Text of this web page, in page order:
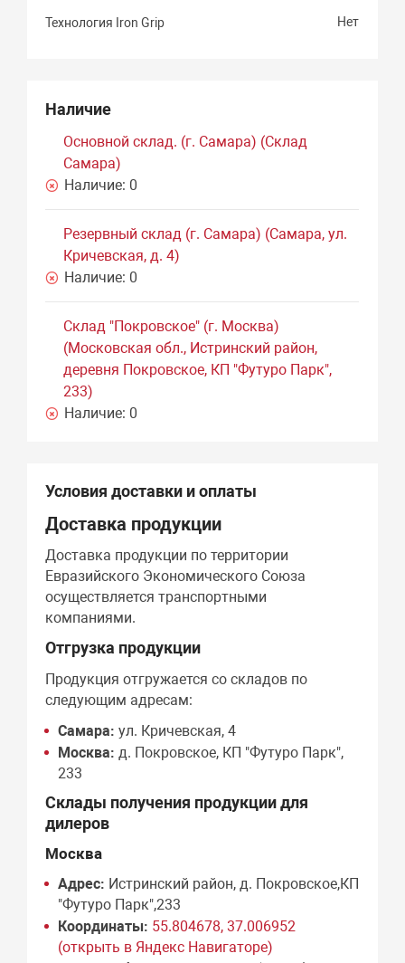
Технология Iron Grip Нет
Наличие
Основной склад. (г. Самара) (Склад
Самара)
Наличие: 0
Резервный склад (г. Самара) (Самара, ул.
Кричевская, д. 4)
Наличие: 0
Склад "Покровское" (г. Москва)
(Московская обл., Истринский район,
деревня Покровское, КП "Футуро Парк",
233)
Наличие: 0
Условия доставки и оплаты
Доставка продукции
Доставка продукции по территории
Евразийского Экономического Союза
осуществляется транспортными
компаниями.
Отгрузка продукции
Продукция отгружается со складов по
следующим адресам:
Самара: ул. Кричевская, 4
Москва: д. Покровское, КП "Футуро Парк",
233
Склады получения продукции для
дилеров
Москва
Адрес: Истринский район, д. Покровское,КП
"Футуро Парк",233
Координаты: 55.804678, 37.006952
(открыть в Яндекс Навигаторе)